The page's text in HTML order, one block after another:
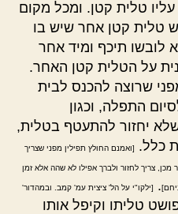
עליו טלית קטן. ומכל מקום
טלית קטן אחר שיש בו
לובשו תיכף ומיד אחר
על הטלית קטן האחר.
שרוצה להכנס לבית
התפלה, וכגון
יחזור להתעטף בטלית,
כלל.
[ואמנם החולץ תפילין מפני שצריך
צריך לחזור ולברך אפילו לא שהה אלא זמן
. [ילקו"י על הל' ציצית עמ' קמב. ובמהדור'
טליתו וקיפל אותו